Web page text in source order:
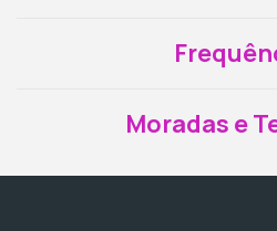
Moradas e